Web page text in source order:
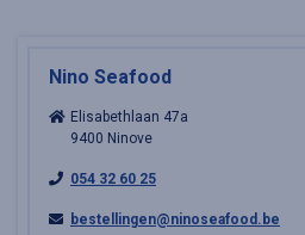
Nino Seafood
Elisabethlaan 47a
9400 Ninove
054 32 60 25
bestellingen@ninoseafood.be